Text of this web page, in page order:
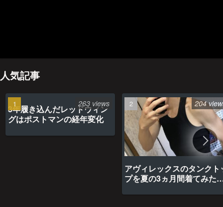
人気記事
3年履き込んだレッドウィン
グはポストマンの経年変化
263 views
アヴィレックスのタンクト
プを夏の3ヵ月間着てみた
204